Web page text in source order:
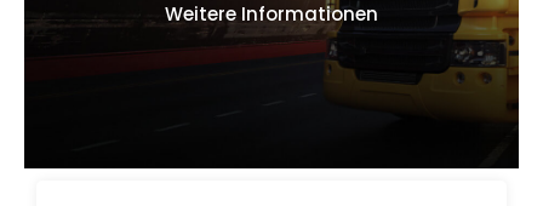
Weitere Informationen